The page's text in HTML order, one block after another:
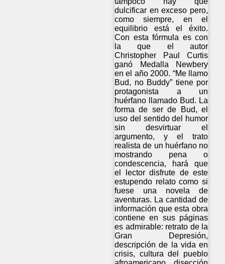
dulcificar en exceso pero,
como siempre, en el
equilibrio está el éxito.
Con esta fórmula es con
la que el autor
Christopher Paul Curtis
ganó Medalla Newbery
en el año 2000. “Me llamo
Bud, no Buddy” tiene por
protagonista a un
huérfano llamado Bud. La
forma de ser de Bud, el
uso del sentido del humor
sin desvirtuar el
argumento, y el trato
realista de un huérfano no
mostrando pena o
condescencia, hará que
el lector disfrute de este
estupendo relato como si
fuese una novela de
aventuras. La cantidad de
información que esta obra
contiene en sus páginas
es admirable: retrato de la
Gran Depresión,
descripción de la vida en
crisis, cultura del pueblo